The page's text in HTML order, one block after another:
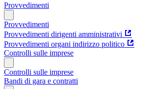
Provvedimenti
Provvedimenti
Provvedimenti dirigenti amministrativi
Provvedimenti organi indirizzo politico
Controlli sulle imprese
Controlli sulle imprese
Bandi di gara e contratti